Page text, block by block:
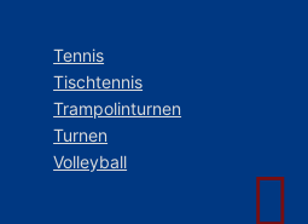
Tennis
Tischtennis
Trampolinturnen
Turnen
Volleyball